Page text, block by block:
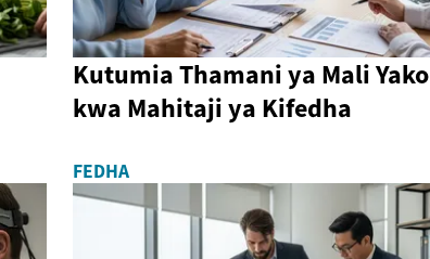
Kutumia Thamani ya Mali Yako
kwa Mahitaji ya Kifedha
FEDHA